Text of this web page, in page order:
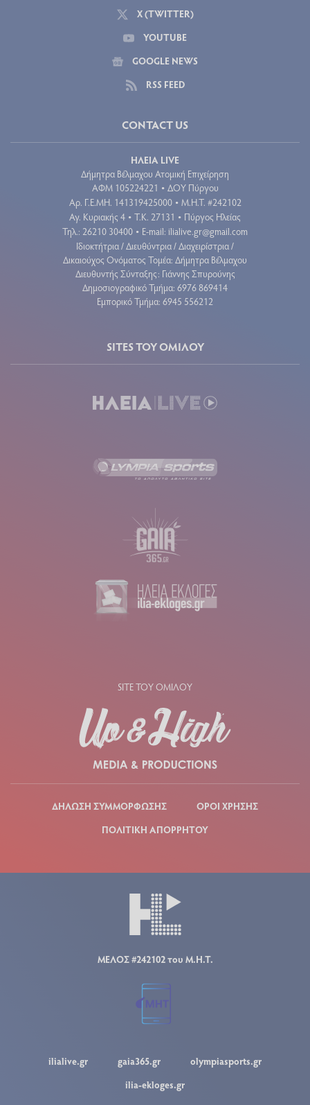
X (TWITTER)
YOUTUBE
GOOGLE NEWS
RSS FEED
CONTACT US
ΗΛΕΙΑ LIVE
Δήμητρα Βέλμαχου Ατομική Επιχείρηση
ΑΦΜ 105224221 • ΔΟΥ Πύργου
Aρ. Γ.Ε.ΜΗ. 141319425000 • Μ.Η.Τ. #242102
Αγ. Κυριακής 4 • Τ.Κ. 27131 • Πύργος Ηλείας
Τηλ.: 26210 30400 • E-mail: ilialive.gr@gmail.com
Ιδιοκτήτρια / Διευθύντρια / Διαχειρίστρια /
Δικαιούχος Ονόματος Τομέα: Δήμητρα Βέλμαχου
Διευθυντής Σύνταξης: Γιάννης Σπυρούνης
Δημοσιογραφικό Τμήμα: 6976 869414
Εμπορικό Τμήμα: 6945 556212
SITES ΤΟΥ ΟΜΙΛΟΥ
SITE ΤΟΥ ΟΜΙΛΟΥ
ΔΗΛΩΣΗ ΣΥΜΜΟΡΦΩΣΗΣ
ΟΡΟΙ ΧΡΗΣΗΣ
ΠΟΛΙΤΙΚΗ ΑΠΟΡΡΗΤΟΥ
ΜΕΛΟΣ #242102 του Μ.Η.Τ.
ilialive.gr gaia365.gr
olympiasports.gr
ilia-ekloges.gr